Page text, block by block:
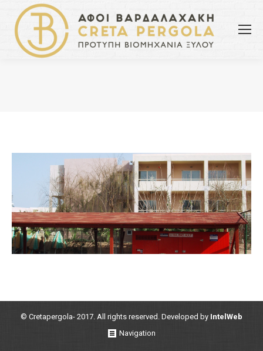
© Cretapergola- 2017. All rights reserved. Developed by IntelWeb
Navigation